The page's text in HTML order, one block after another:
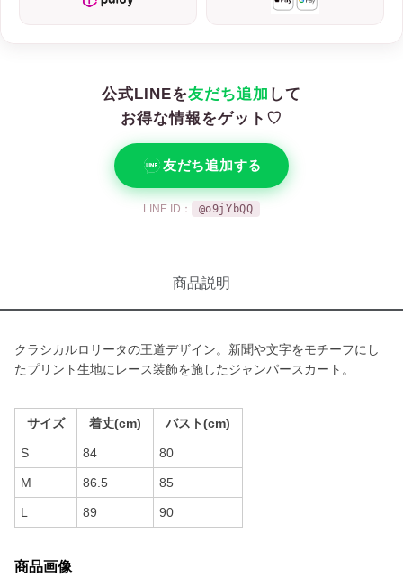
公式LINEを友だち追加 して
お得な情報をゲット♡
友だち追加する
LINE ID： @o9jYbQQ
商品説明
クラシカルロリータの王道デザイン。新聞や文字をモチーフにし
たプリント生地にレース装飾を施したジャンパースカート。
サイズ 着丈(cm) バスト(cm)
S 84 80
M 86.5 85
L 89 90
商品画像